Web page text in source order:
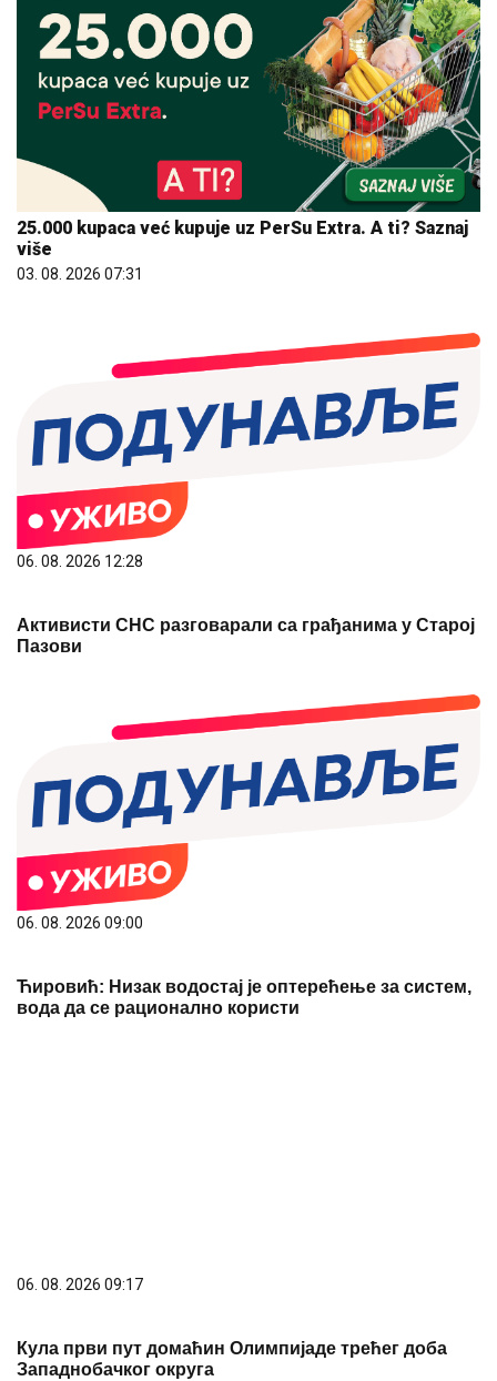
25.000 kupaca već kupuje uz PerSu Extra. A ti? Saznaj
više
03. 08. 2026 07:31
06. 08. 2026 12:28
Активисти СНС разговарали са грађанима у Старој
Пазови
06. 08. 2026 09:00
Ћировић: Низак водостај је оптерећење за систем,
вода да се рационално користи
06. 08. 2026 09:17
Кула први пут домаћин Олимпијаде трећег доба
Западнобачког округа